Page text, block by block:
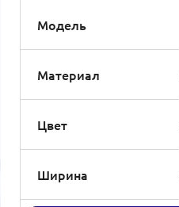
Модель
Материал
Цвет
Ширина